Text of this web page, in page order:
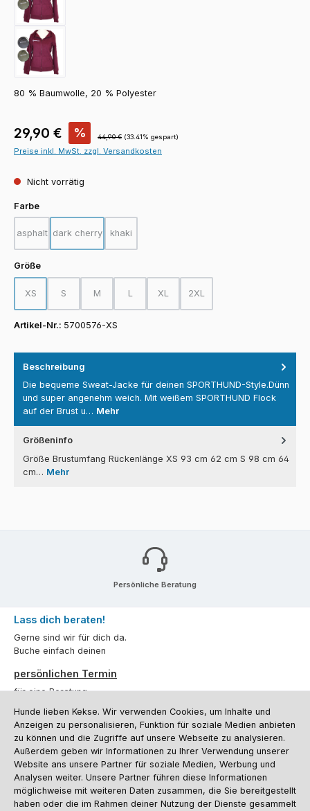
80 % Baumwolle, 20 % Polyester
Verkaufspreis:
29,90 € % Regulärer Preis:
44,90 € (33.41% gespart)
Preise inkl. MwSt. zzgl. Versandkosten
Nicht vorrätig
Farbeauswählen
asphalt
(Diese Option ist zurzeit nicht verfügbar.)
dark cherry
(Diese Option ist zurzeit nicht verfügbar.)
khaki
(Diese Option ist zurzeit nicht verfügbar.)
Größeauswählen
XS
(Diese Option ist zurzeit nicht verfügbar.)
S
(Diese Option ist zurzeit nicht verfügbar.)
M
(Diese Option ist zurzeit nicht verfügbar.)
L
(Diese Option ist zurzeit nicht verfügbar.)
XL
(Diese Option ist zurzeit nicht
2XL
(Diese Option ist zurzeit
Artikel-Nr.: 5700576-XS
Beschreibung
Die bequeme Sweat-Jacke für deinen SPORTHUND-Style.Dünn
und super angenehm weich. Mit weißem SPORTHUND Flock
auf der Brust u… Mehr
Größeninfo
Größe Brustumfang Rückenlänge XS 93 cm 62 cm S 98 cm 64
cm… Mehr
Persönliche Beratung
Lass dich beraten!
Gerne sind wir für dich da.
Buche einfach deinen
persönlichen Termin
für eine Beratung.
Oder über unserKontaktformular.
Vertrag widerrufen
Kundenservice
Hunde lieben Kekse. Wir verwenden Cookies, um Inhalte und
Anzeigen zu personalisieren, Funktion für soziale Medien anbieten
zu können und die Zugriffe auf unsere Webseite zu analysieren.
Außerdem geben wir Informationen zu Ihrer Verwendung unserer
Website ans unsere Partner für soziale Medien, Werbung und
Analysen weiter. Unsere Partner führen diese Informationen
möglichweise mit weiteren Daten zusammen, die Sie bereitgestellt
haben oder die im Rahmen deiner Nutzung der Dienste gesammelt